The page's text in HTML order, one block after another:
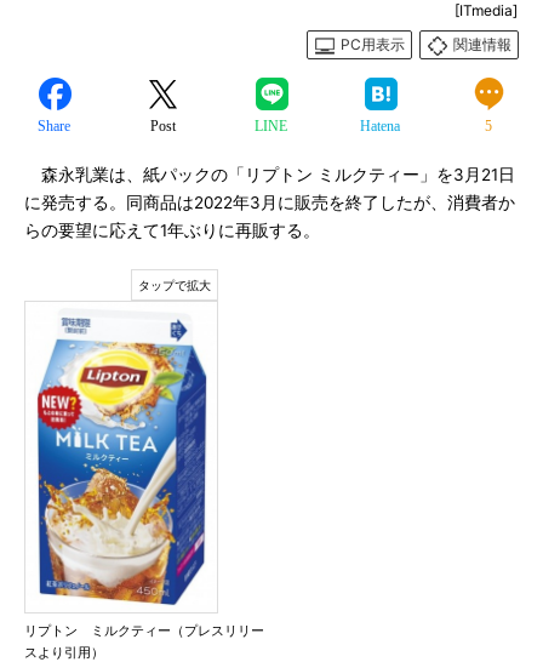
[ITmedia]
PC用表示
関連情報
Share Post LINE Hatena 5
森永乳業は、紙パックの「リプトン ミルクティー」を3月21日
に発売する。同商品は2022年3月に販売を終了したが、消費者か
らの要望に応えて1年ぶりに再販する。
リプトン ミルクティー（プレスリリー
スより引用）